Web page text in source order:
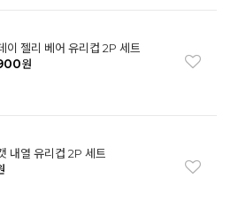
이 젤리 베어 유리컵 2P 세트
원
내열 유리컵 2P 세트